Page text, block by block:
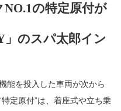
の特定原付が
」のスパ太郎イン
能を投入した車両が次から
定原付”は、着座式や立ち乗